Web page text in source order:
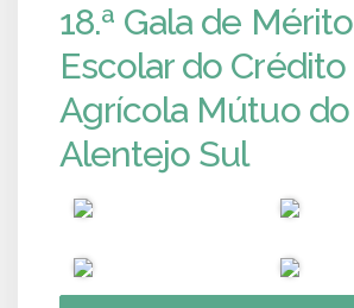
18.ª Gala de Mérito
Escolar do Crédito
Agrícola Mútuo do
Alentejo Sul